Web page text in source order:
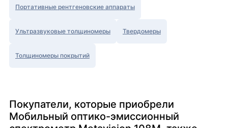
Портативные рентгеновские аппараты
Ультразвуковые толщиномеры Твердомеры
Толщиномеры покрытий
Покупатели, которые приобрели
Мобильный оптико-эмиссионный